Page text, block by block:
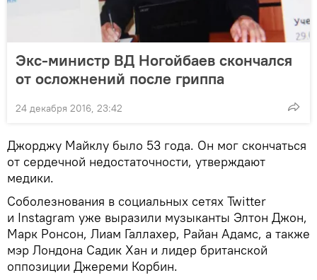
Экс-министр ВД Ногойбаев скончался
от осложнений после гриппа
24 декабря 2016, 23:42
Джорджу Майклу было 53 года. Он мог скончаться
от сердечной недостаточности, утверждают
медики.
Соболезнования в социальных сетях Twitter
и Instagram уже выразили музыканты Элтон Джон,
Марк Ронсон, Лиам Галлахер, Райан Адамс, а также
мэр Лондона Садик Хан и лидер британской
оппозиции Джереми Корбин.